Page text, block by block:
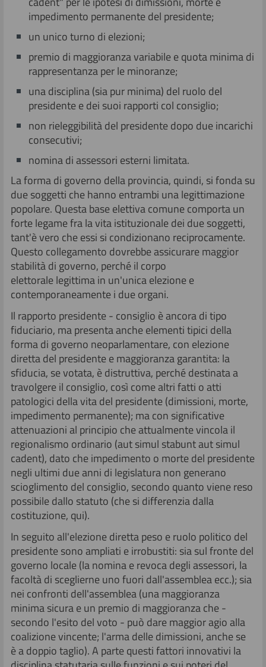
impedimento permanente del presidente;
un unico turno di elezioni;
premio di maggioranza variabile e quota minima di
rappresentanza per le minoranze;
una disciplina (sia pur minima) del ruolo del
presidente e dei suoi rapporti col consiglio;
non rieleggibilità del presidente dopo due incarichi
consecutivi;
nomina di assessori esterni limitata.
La forma di governo della provincia, quindi, si fonda su
due soggetti che hanno entrambi una legittimazione
popolare. Questa base elettiva comune comporta un
forte legame fra la vita istituzionale dei due soggetti,
tant'è vero che essi si condizionano reciprocamente.
Questo collegamento dovrebbe assicurare maggior
stabilità di governo, perché il corpo
elettorale legittima in un'unica elezione e
contemporaneamente i due organi.
Il rapporto presidente - consiglio è ancora di tipo
fiduciario, ma presenta anche elementi tipici della
forma di governo neoparlamentare, con elezione
diretta del presidente e maggioranza garantita: la
sfiducia, se votata, è distruttiva, perché destinata a
travolgere il consiglio, così come altri fatti o atti
patologici della vita del presidente (dimissioni, morte,
impedimento permanente); ma con significative
attenuazioni al principio che attualmente vincola il
regionalismo ordinario (aut simul stabunt aut simul
cadent), dato che impedimento o morte del presidente
negli ultimi due anni di legislatura non generano
scioglimento del consiglio, secondo quanto viene reso
possibile dallo statuto (che si differenzia dalla
costituzione, qui).
In seguito all'elezione diretta peso e ruolo politico del
presidente sono ampliati e irrobustiti: sia sul fronte del
governo locale (la nomina e revoca degli assessori, la
facoltà di sceglierne uno fuori dall'assemblea ecc.); sia
nei confronti dell'assemblea (una maggioranza
minima sicura e un premio di maggioranza che -
secondo l'esito del voto - può dare maggior agio alla
coalizione vincente; l'arma delle dimissioni, anche se
è a doppio taglio). A parte questi fattori innovativi la